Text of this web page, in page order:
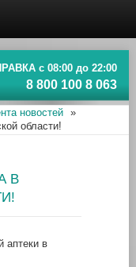
с 08:00 до 22:00
8 800 100 8 063
новостей
»
области!
В
аптеки в